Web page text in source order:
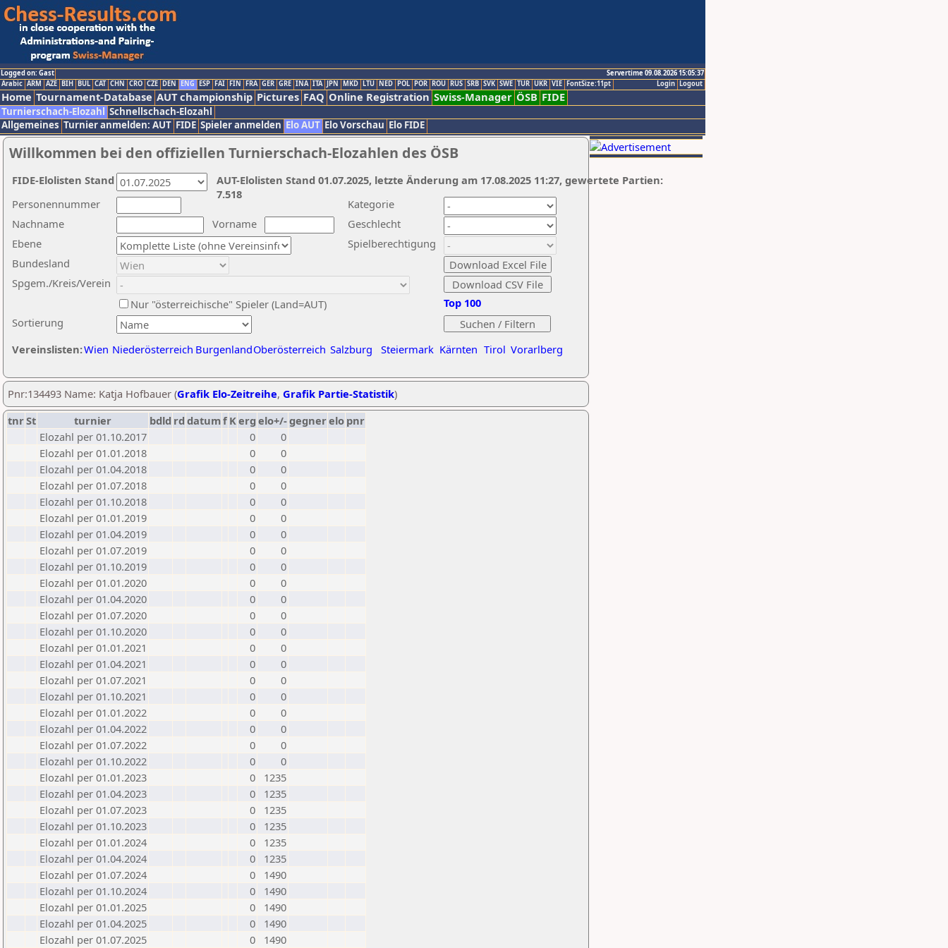
Logged on: Gast
Servertime 09.08.2026 15:05:37
Logout
Login
Arabic ARM AZE BIH BUL CAT CHN CRO CZE DEN ENG ESP FAI FIN FRA GER GRE INA ITA JPN MKD LTU NED POL POR ROU RUS SRB SVK SWE TUR UKR VIE FontSize:11pt
Home Tournament-Database AUT championship Pictures FAQ Online Registration Swiss-Manager ÖSB FIDE
Turnierschach-Elozahl Schnellschach-Elozahl
Allgemeines Turnier anmelden: AUT FIDE Spieler anmelden Elo AUT Elo Vorschau Elo FIDE
Willkommen bei den offiziellen Turnierschach-Elozahlen des ÖSB
Nachname
Vorname
Ebene
Kategorie
Sortierung
Personennummer
Bundesland
Spgem./Kreis/Verein
Geschlecht
Nur "österreichische" Spieler (Land=AUT)
Spielberechtigung
Vereinslisten:Wien Niederösterreich BurgenlandOberösterreich Salzburg Steiermark Kärnten Tirol Vorarlberg
Top 100
AUT-Elolisten Stand 01.07.2025, letzte Änderung am 17.08.2025 11:27, gewertete Partien:
7.518
FIDE-Elolisten Stand
Pnr:134493 Name: Katja Hofbauer (Grafik Elo-Zeitreihe, Grafik Partie-Statistik)
tnrSt turnier bdld rd datumf Kerg elo+/-gegnerelo pnr
Elozahl per 01.10.2017
0
0
Elozahl per 01.01.2018
0
0
Elozahl per 01.04.2018
0
0
Elozahl per 01.07.2018
0
0
Elozahl per 01.10.2018
0
0
Elozahl per 01.01.2019
0
0
Elozahl per 01.04.2019
0
0
Elozahl per 01.07.2019
0
0
Elozahl per 01.10.2019
0
0
Elozahl per 01.01.2020
0
0
Elozahl per 01.04.2020
0
0
Elozahl per 01.07.2020
0
0
Elozahl per 01.10.2020
0
0
Elozahl per 01.01.2021
0
0
Elozahl per 01.04.2021
0
0
Elozahl per 01.07.2021
0
0
Elozahl per 01.10.2021
0
0
Elozahl per 01.01.2022
0
0
Elozahl per 01.04.2022
0
0
Elozahl per 01.07.2022
0
0
Elozahl per 01.10.2022
0
0
Elozahl per 01.01.2023
0
1235
Elozahl per 01.04.2023
0
1235
Elozahl per 01.07.2023
0
1235
Elozahl per 01.10.2023
0
1235
Elozahl per 01.01.2024
0
1235
Elozahl per 01.04.2024
0
1235
Elozahl per 01.07.2024
0
1490
Elozahl per 01.10.2024
0
1490
Elozahl per 01.01.2025
0
1490
Elozahl per 01.04.2025
0
1490
Elozahl per 01.07.2025
0 1490